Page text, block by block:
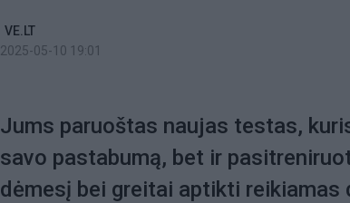
VE.LT
2025-05-10 19:01
Jums paruoštas naujas testas,
savo pastabumą, bet ir
dėmesį bei greitai aptikti reikiamas